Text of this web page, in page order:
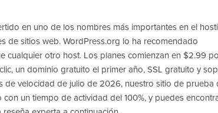
en uno de los nombres más importantes en el
de sitios web. WordPress.org lo ha recomendado
cualquier otro host. Los planes comienzan en $2.99
un dominio gratuito el primer año, SSL gratuito y
de velocidad de julio de 2026, nuestro sitio de prueba
un tiempo de actividad del 100%, y puedes